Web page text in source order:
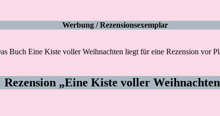
Werbung / Rezensionsexemplar
Rezension „Eine Kiste voller Weihnachten